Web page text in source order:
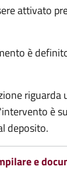
attivato
è
è
deposito.
e